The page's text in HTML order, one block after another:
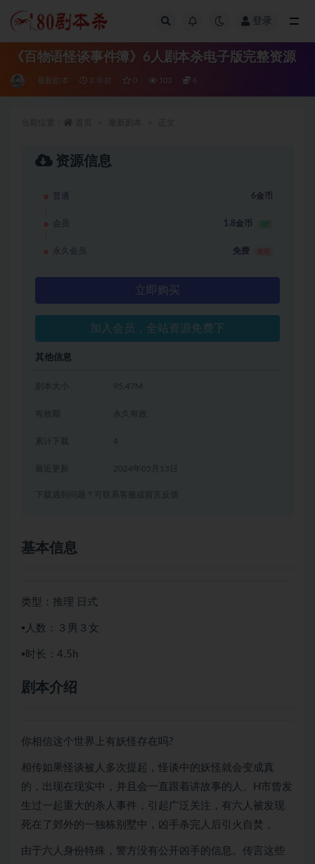
登录
《百物语怪谈事件簿》6人剧本杀电子版完整资源
最新剧本 2 年前 0 103 6
资源信息
普通 6金币
会员 1.8金币 3折
永久会员 免费
立即购买
加入会员，全站资源免费下
其他信息
剧本大小 95.47M
有效期 永久有效
累计下载 4
2024年05月13日
下载遇到问题？可联系客服或留言反馈
基本信息
类型：推理 日式
▪️人数：３男３女
▪️时长：4.5h
剧本介绍
你相信这个世界上有妖怪存在吗?
相传如果怪谈被人多次提起，怪谈中的妖怪就会变成真
的，出现在现实中，并且会一直跟着讲故事的人。H市曾发
生过一起重大的杀人事件，引起广泛关注，有六人被发现
死在了郊外的一独栋别墅中，凶手杀完人后引火自焚，
由于六人身份特殊，警方没有公开凶手的信息。传言这些